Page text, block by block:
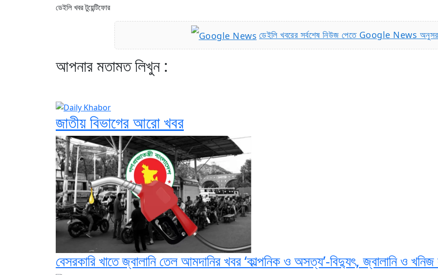
ডেইলি খবর টুয়েন্টিফোর
ডেইলি খবরের সর্বশেষ নিউজ পেতে Google News
আপনার মতামত লিখুন :
জাতীয় বিভাগের আরো খবর
বেসরকারি খাতে জ্বালানি তেল আমদানির খবর ‘কাল্পনিক ও অসত্য’-বিদ্যুৎ, জ্বালানি ও